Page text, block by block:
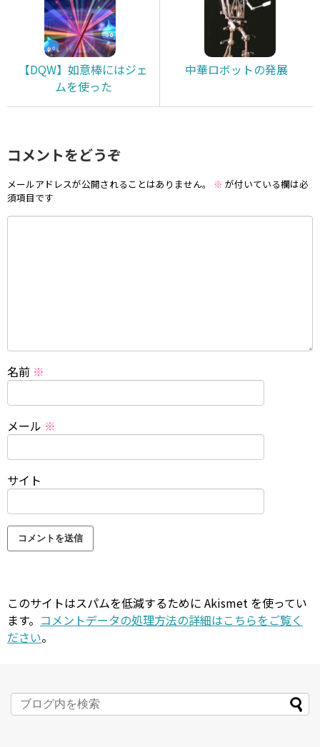
【DQW】如意棒にはジェ
ムを使った
中華ロボットの発展
コメントをどうぞ
メールアドレスが公開されることはありません。 ※ が付いている欄は必
須項目です
名前 ※
メール ※
サイト
このサイトはスパムを低減するために Akismet を使ってい
ます。 コメントデータの処理方法の詳細はこちらをご覧く
ださい。